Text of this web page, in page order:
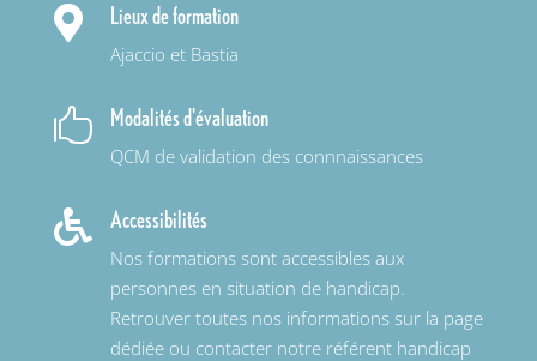
 Lieux de formation
Ajaccio et Bastia
 Modalités d'évaluation
QCM de validation des connnaissances
 Accessibilités
Nos formations sont accessibles aux
personnes en situation de handicap.
Retrouver toutes nos informations sur la page
dédiée ou contacter notre référent handicap